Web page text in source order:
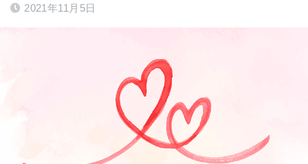
2021年11月5日